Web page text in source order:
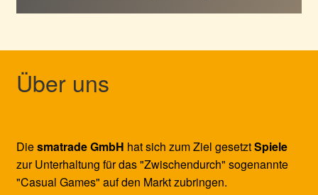
Über uns
Diesmatrade GmbH hat sich zum Ziel gesetztSpiele
zur Unterhaltung für das "Zwischendurch" sogenannte
"Casual Games" auf den Markt zubringen.